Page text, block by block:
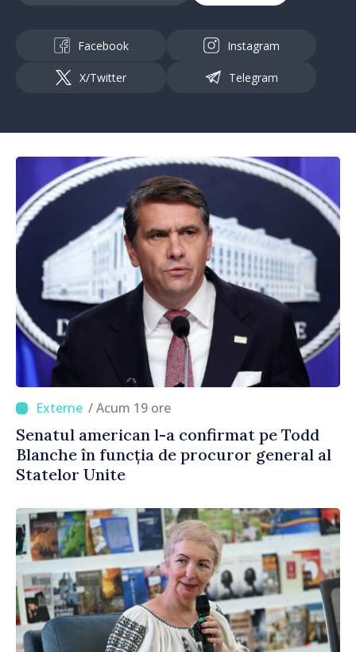
Facebook Instagram
X/Twitter Telegram
/ Acum 19 ore
Senatul american l-a confirmat pe Todd
Blanche în funcția de procuror general al
Statelor Unite